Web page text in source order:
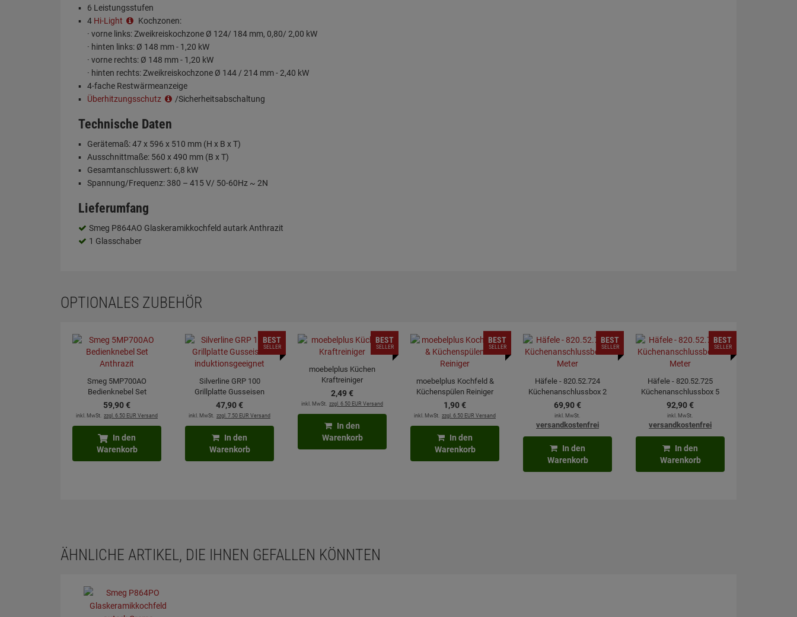
6 Leistungsstufen
4 Hi-Light
Kochzonen:
· vorne links: Zweikreiskochzone Ø 124/ 184 mm, 0,80/ 2,00 kW
· hinten links: Ø 148 mm - 1,20 kW
· vorne rechts: Ø 148 mm - 1,20 kW
· hinten rechts: Zweikreiskochzone Ø 144 / 214 mm - 2,40 kW
4-fache Restwärmeanzeige
Überhitzungsschutz
/Sicherheitsabschaltung
Technische Daten
Gerätemaß: 47 x 596 x 510 mm (H x B x T)
Ausschnittmaße: 560 x 490 mm (B x T)
Gesamtanschlusswert: 6,8 kW
Spannung/Frequenz: 380 – 415 V/ 50-60Hz ~ 2N
Lieferumfang
Smeg P864AO Glaskeramikkochfeld autark Anthrazit
1 Glasschaber
OPTIONALES ZUBEHÖR
Smeg 5MP700AO
Bedienknebel Set
Anthrazit
59,90€
inkl. MwSt. zzgl. 6.50 EUR Versand
In den
Warenkorb
Silverline GRP 100
Grillplatte Gusseisen
induktionsgeeignet
47,90€
inkl. MwSt. zzgl. 7.50 EUR Versand
BEST
SELLER
In den
Warenkorb
moebelplus Küchen
Kraftreiniger
2,49€
inkl. MwSt. zzgl. 6.50 EUR Versand
BEST
SELLER
In den
Warenkorb
moebelplus Kochfeld &
Küchenspülen Reiniger
1,90€
inkl. MwSt. zzgl. 6.50 EUR Versand
BEST
SELLER
In den
Warenkorb
Häfele - 820.52.724
Küchenanschlussbox 2
Meter
69,90€
inkl. MwSt.
versandkostenfrei
BEST
SELLER
In den
Warenkorb
Häfele - 820.52.725
Küchenanschlussbox 5
Meter
92,90€
inkl. MwSt.
versandkostenfrei
BEST
SELLER
In den
Warenkorb
ÄHNLICHE ARTIKEL, DIE IHNEN GEFALLEN KÖNNTEN